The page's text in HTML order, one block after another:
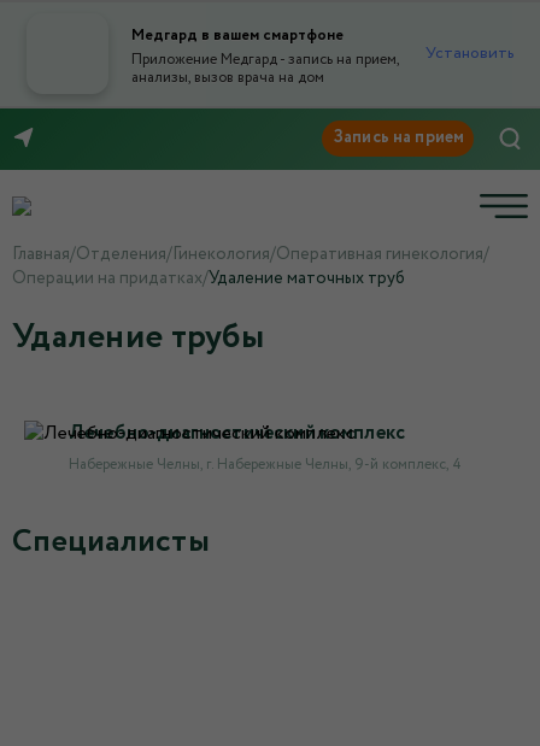
Медгард в вашем смартфоне
Приложение Медгард - запись на прием,
анализы, вызов врача на дом
Установить
Главная/Отделения/Гинекология/Оперативная гинекология/
Операции на придатках/Удаление маточных труб
Удаление трубы
Лечебно-диагностический комплекс
Набережные Челны, г. Набережные Челны, 9-й комплекс, 4
Специалисты